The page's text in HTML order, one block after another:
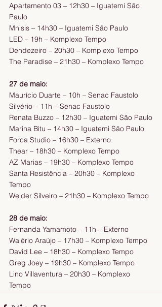
Apartamento 03 – 12h30 – Iguatemi São
Paulo
Mnisis – 14h30 – Iguatemi São Paulo
LED – 19h – Komplexo Tempo
Dendezeiro – 20h30 – Komplexo Tempo
The Paradise – 21h30 – Komplexo Tempo
27 de maio:
Maurício Duarte – 10h – Senac Faustolo
Silvério – 11h – Senac Faustolo
Renata Buzzo – 12h30 – Iguatemi São Paulo
Marina Bitu – 14h30 – Iguatemi São Paulo
Forca Studio – 16h30 – Externo
Thear – 18h30 – Komplexo Tempo
AZ Marias – 19h30 – Komplexo Tempo
Santa Resistência – 20h30 – Komplexo
Tempo
Weider Silveiro – 21h30 – Komplexo Tempo
28 de maio:
Fernanda Yamamoto – 11h – Externo
Walério Araújo – 17h30 – Komplexo Tempo
David Lee – 18h30 – Komplexo Tempo
Greg Joey – 19h30 – Komplexo Tempo
Lino Villaventura – 20h30 – Komplexo
Tempo